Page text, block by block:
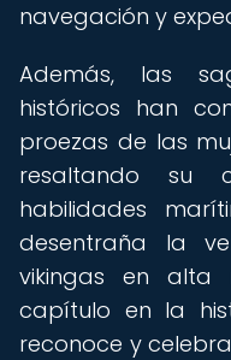
navegación y
Además, las
históricos han
proezas de las
resaltando su
habilidades
desentraña la
vikingas en alta
capítulo en la
reconoce y